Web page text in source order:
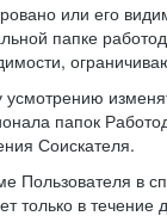
или его
папке
папок
Соискателя.
Пользователя в
только в